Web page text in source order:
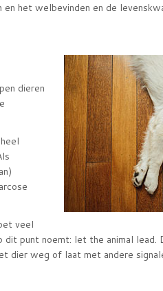
en het welbevinden en de
dieren
veel
punt noemt: let the animal
dier weg of laat met andere